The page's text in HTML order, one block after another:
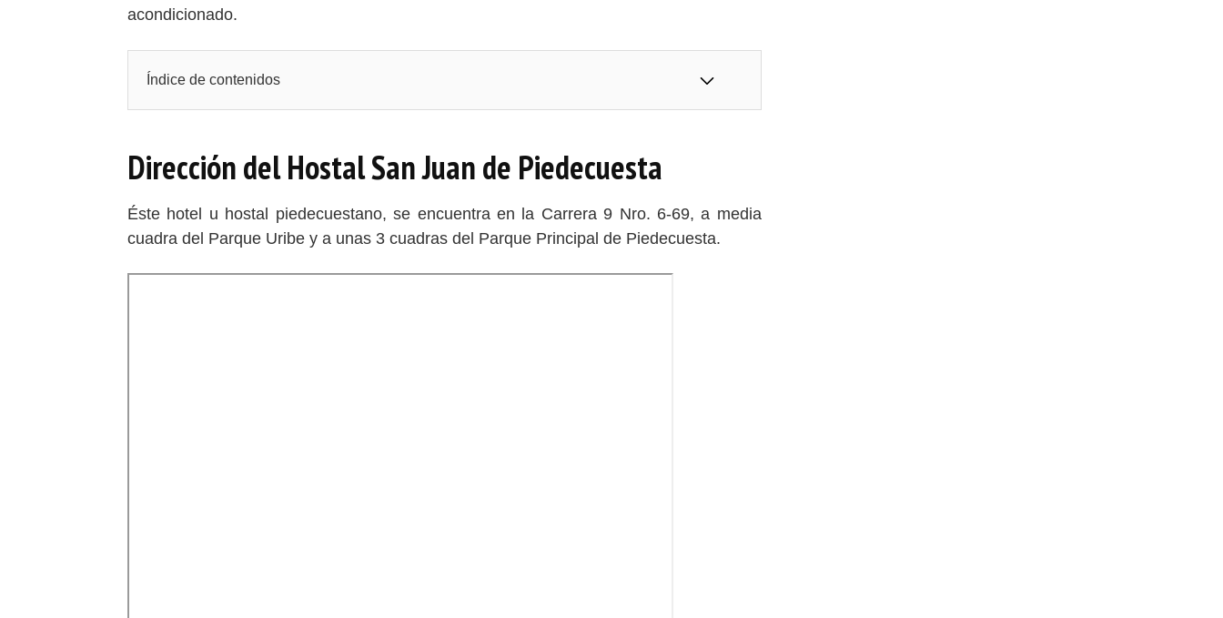
acondicionado.
Índice de contenidos
Dirección del Hostal San Juan de Piedecuesta
Éste hotel u hostal piedecuestano, se encuentra en la Carrera 9 Nro. 6-69, a media
cuadra del Parque Uribe y a unas 3 cuadras del Parque Principal de Piedecuesta.